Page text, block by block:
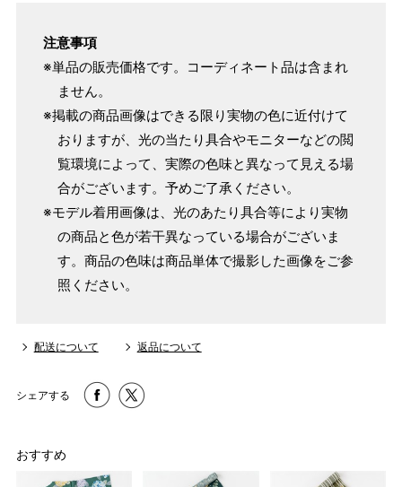
注意事項
※単品の販売価格です。コーディネート品は含まれ
ません。
※掲載の商品画像はできる限り実物の色に近付けて
おりますが、光の当たり具合やモニターなどの閲
覧環境によって、実際の色味と異なって見える場
合がございます。予めご了承ください。
※モデル着用画像は、光のあたり具合等により実物
の商品と色が若干異なっている場合がございま
す。商品の色味は商品単体で撮影した画像をご参
照ください。
配送について 返品について
シェアする
おすすめ